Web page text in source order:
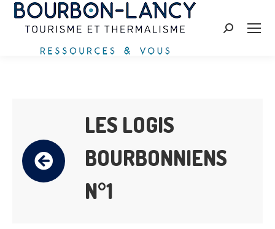
Search:
LES LOGIS
BOURBONNIENS
N°1